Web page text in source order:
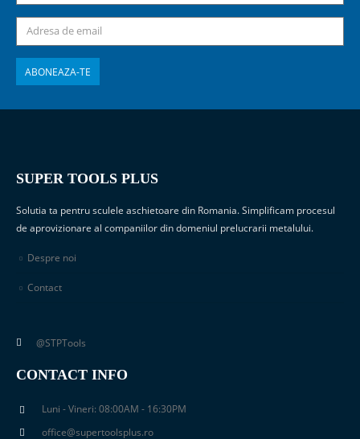
SUPER TOOLS PLUS
Solutia ta pentru sculele aschietoare din Romania. Simplificam procesul
de aprovizionare al companiilor din domeniul prelucrarii metalului.
Despre noi
Contact
@STPTools
CONTACT INFO
Luni - Vineri: 08:00AM - 16:30PM
office@supertoolsplus.ro